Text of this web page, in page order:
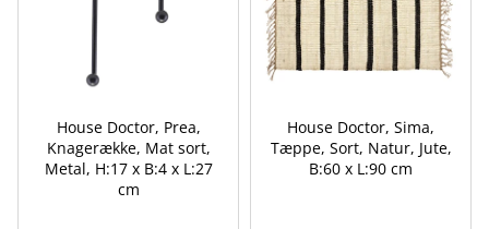
House Doctor, Prea,
Knagerække, Mat sort,
Metal, H:17 x B:4 x L:27
cm
House Doctor, Sima,
Tæppe, Sort, Natur, Jute,
B:60 x L:90 cm